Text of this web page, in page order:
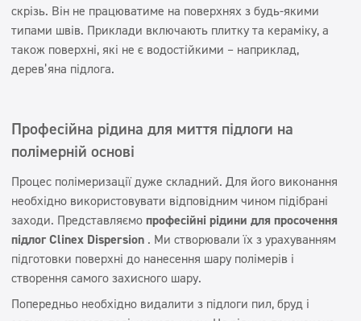
скрізь. Він не працюватиме на поверхнях з будь-якими
типами швів. Приклади включають плитку та кераміку, а
також поверхні, які не є водостійкими – наприклад,
дерев’яна підлога.
Професійна рідина для миття підлоги на
полімерній основі
Процес полімеризації дуже складний. Для його виконання
необхідно використовувати відповідним чином підібрані
заходи. Представляємопрофесійні рідини для просочення
підлог Clinex Dispersion . Ми створювали їх з урахуванням
підготовки поверхні до нанесення шару полімерів і
створення самого захисного шару.
Попередньо необхідно видалити з підлоги пил, бруд і